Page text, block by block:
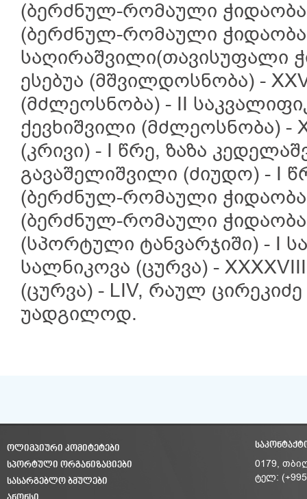
(ბერძნულ-რომაული
(ბერძნულ-რომაული
საღირაშვილი(თავისუფალი
ესებუა (მშვილდოსნობა) -
(მძლეოსნობა) - II
ქევხიშვილი (მძლეოსნობა) -
(კრივი) - I წრე, ზაზა
გავაშელიშვილი (ძიუდო) - I
(ბერძნულ-რომაული
(ბერძნულ-რომაული
(სპორტული ტანვარჯიში) - I
სალნიკოვა (ცურვა) -
(ცურვა) - LIV, რაულ
უადგილოდ.
ᲝᲚᲘᲛᲞᲘᲣᲠᲘ ᲙᲝᲛᲘᲢᲔᲢᲔᲑᲘ
ᲡᲞᲝᲠᲢᲣᲚᲘ ᲝᲠᲒᲐᲜᲘᲖᲐᲪᲘᲔᲑᲘ
ᲡᲐᲡᲐᲠᲒᲔᲑᲚᲝ ᲑᲛᲣᲚᲔᲑᲘ
0179,
ტელ: (+995